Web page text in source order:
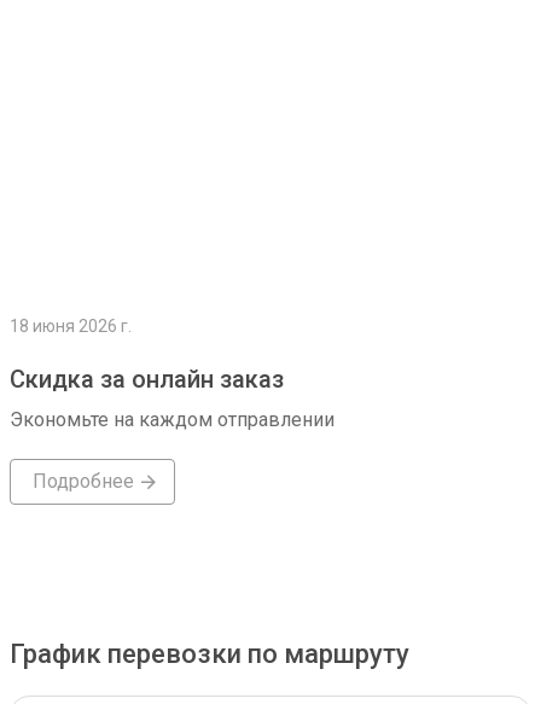
18 июня 2026 г.
Скидка за онлайн заказ
Экономьте на каждом отправлении
Подробнее
График перевозки по маршруту